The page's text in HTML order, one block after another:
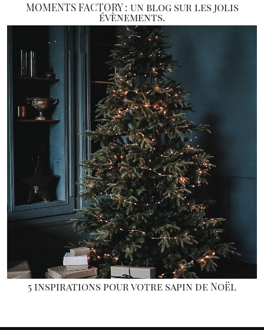
MOMENTS FACTORY : un blog sur les jolis
évènements.
5 inspirations pour votre sapin de Noël